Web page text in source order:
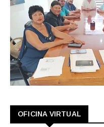
OFICINA VIRTUAL